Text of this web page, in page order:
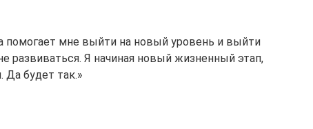
помогает мне выйти на новый уровень и выйти
развиваться. Я начиная новый жизненный этап,
Да будет так.»